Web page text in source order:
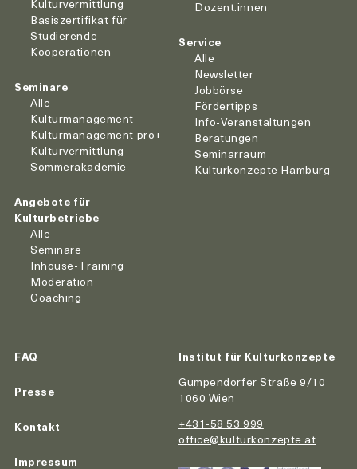
Kulturvermittlung
Basiszertifikat für
Studierende
Kooperationen
Seminare
Alle
Kulturmanagement
Kulturmanagement pro+
Kulturvermittlung
Sommerakademie
Angebote für
Kulturbetriebe
Alle
Seminare
Inhouse-Training
Moderation
Coaching
Dozent:innen
Service
Alle
Newsletter
Jobbörse
Fördertipps
Info-Veranstaltungen
Beratungen
Seminarraum
Kulturkonzepte Hamburg
FAQ
Presse
Kontakt
Impressum
Institut für Kulturkonzepte
Gumpendorfer Straße 9/10
1060 Wien
+431-58 53 999
office@kulturkonzepte.at